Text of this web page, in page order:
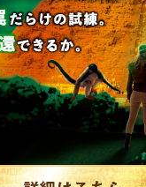
いるの
の